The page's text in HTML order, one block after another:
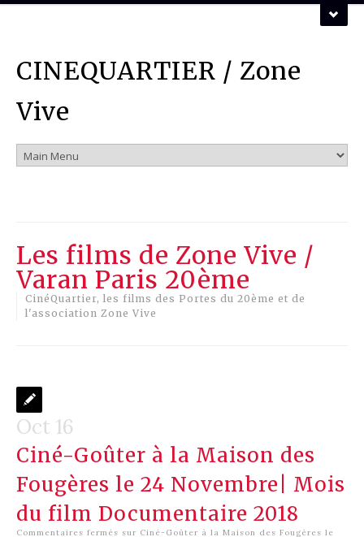
Vous pouvez nous contacter par mail : mail
CINEQUARTIER / Zone
Vive
Les films de Zone Vive /
Varan Paris 20ème
CinéQuartier, les films des Portes du 20ème et de
l'association Zone Vive
Oct 16
Ciné-Goûter à la Maison des
Fougères le 24 Novembre| Mois
du film Documentaire 2018
Commentaires fermés sur Ciné-Goûter à la Maison des Fougères le